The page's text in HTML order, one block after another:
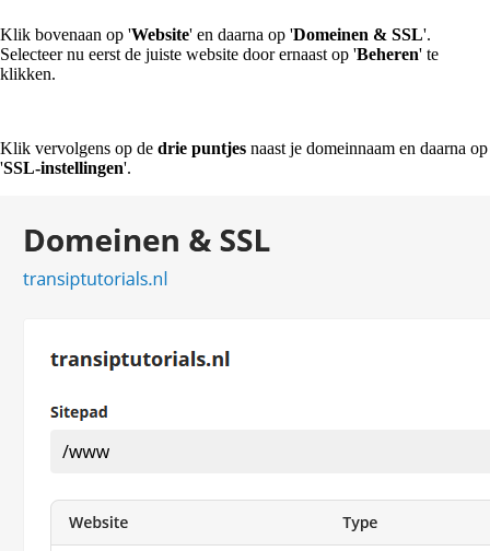
Klik bovenaan op 'Website' en daarna op 'Domeinen & SSL'.
Selecteer nu eerst de juiste website door ernaast op 'Beheren' te
klikken.
Klik vervolgens op de drie puntjes naast je domeinnaam en daarna op
'SSL-instellingen'.